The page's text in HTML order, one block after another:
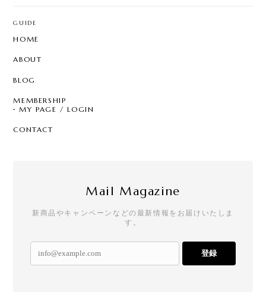
GUIDE
HOME
ABOUT
BLOG
MEMBERSHIP
MY PAGE / LOGIN
CONTACT
Mail Magazine
新商品やキャンペーンなどの最新情報をお届けいたしま
す。
登録